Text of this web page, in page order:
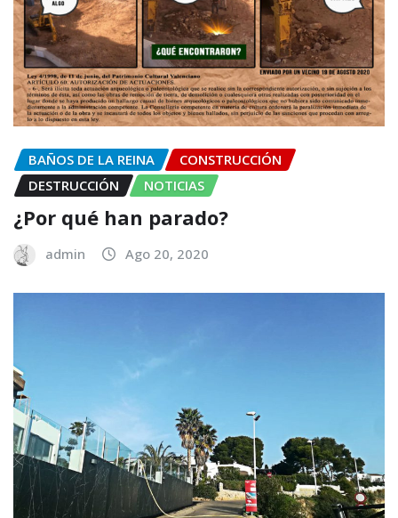
BAÑOS DE LA REINA
CONSTRUCCIÓN
DESTRUCCIÓN
NOTICIAS
¿Por qué han parado?
admin Ago 20, 2020